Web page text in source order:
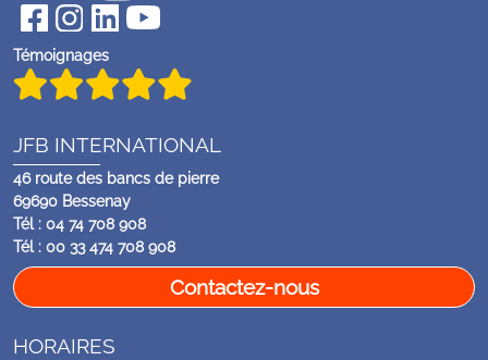
Témoignages
JFB INTERNATIONAL
46 route des bancs de pierre
69690 Bessenay
Tél : 04 74 708 908
Tél : 00 33 474 708 908
Contactez-nous
HORAIRES